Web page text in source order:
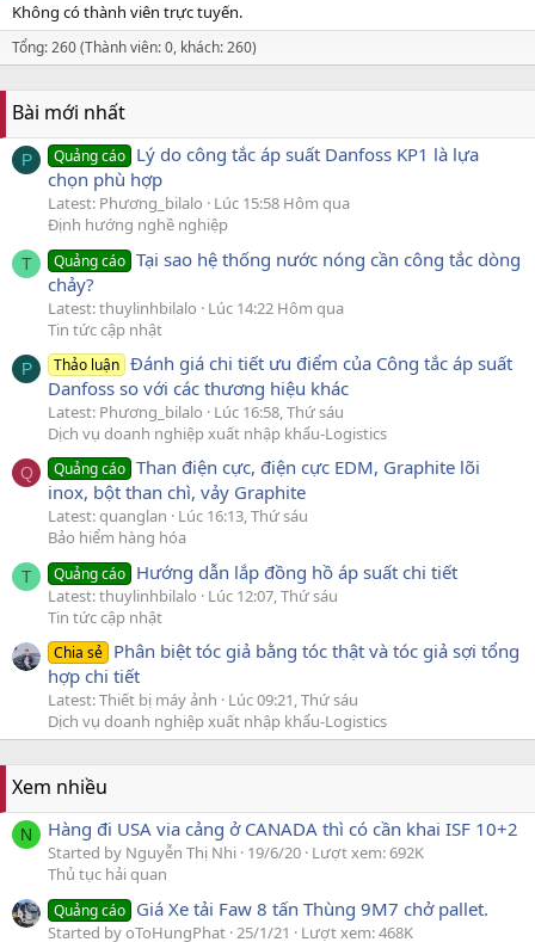
Không có thành viên trực tuyến.
Tổng: 260 (Thành viên: 0, khách: 260)
Bài mới nhất
P Quảng cáo Lý do công tắc áp suất Danfoss KP1 là lựa
chọn phù hợp
Latest: Phương_bilalo
Lúc 15:58 Hôm qua
Định hướng nghề nghiệp
T Quảng cáo Tại sao hệ thống nước nóng cần công tắc dòng
chảy?
Latest: thuylinhbilalo
Lúc 14:22 Hôm qua
Tin tức cập nhật
P Thảo luận Đánh giá chi tiết ưu điểm của Công tắc áp suất
Danfoss so với các thương hiệu khác
Latest: Phương_bilalo
Lúc 16:58, Thứ sáu
Dịch vụ doanh nghiệp xuất nhập khẩu-Logistics
Q Quảng cáo Than điện cực, điện cực EDM, Graphite lõi
inox, bột than chì, vảy Graphite
Latest: quanglan
Lúc 16:13, Thứ sáu
Bảo hiểm hàng hóa
T Quảng cáo Hướng dẫn lắp đồng hồ áp suất chi tiết
Latest: thuylinhbilalo
Lúc 12:07, Thứ sáu
Tin tức cập nhật
Chia sẻ Phân biệt tóc giả bằng tóc thật và tóc giả sợi tổng
hợp chi tiết
Latest: Thiết bị máy ảnh
Lúc 09:21, Thứ sáu
Dịch vụ doanh nghiệp xuất nhập khẩu-Logistics
Xem nhiều
N Hàng đi USA via cảng ở CANADA thì có cần khai ISF 10+2
Started by Nguyễn Thị Nhi 19/6/20 Lượt xem: 692K
Thủ tục hải quan
Quảng cáo Giá Xe tải Faw 8 tấn Thùng 9M7 chở pallet.
Started by oToHungPhat 25/1/21
Lượt xem: 468K